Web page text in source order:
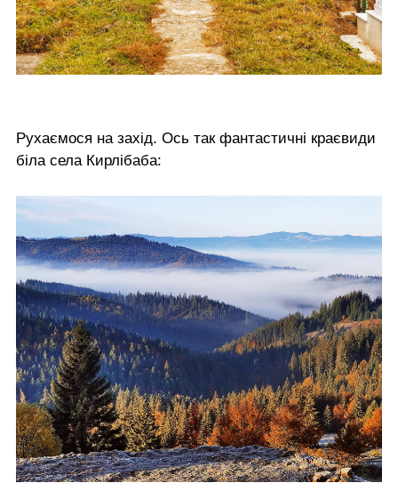
Рухаємося на захід. Ось так фантастичні краєвиди
біла села Кирлібаба: